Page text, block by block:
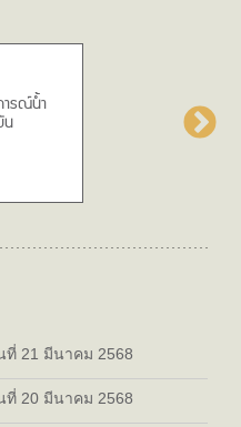
รณ์น้ำ
น
21 มีนาคม 2568
20 มีนาคม 2568